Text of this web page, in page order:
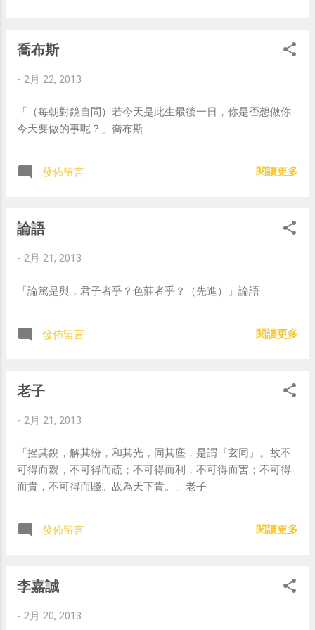
喬布斯
- 2月 22, 2013
「（每朝對鏡自問）若今天是此生最後一日，你是否想做你
今天要做的事呢？」喬布斯
發佈留言 閱讀更多
論語
- 2月 21, 2013
「論篤是與，君子者乎？色莊者乎？（先進）」論語
發佈留言 閱讀更多
老子
- 2月 21, 2013
「挫其銳，解其紛，和其光，同其塵，是謂『玄同』。故不
可得而親，不可得而疏；不可得而利，不可得而害；不可得
而貴，不可得而賤。故為天下貴。」老子
發佈留言 閱讀更多
李嘉誠
- 2月 20, 2013